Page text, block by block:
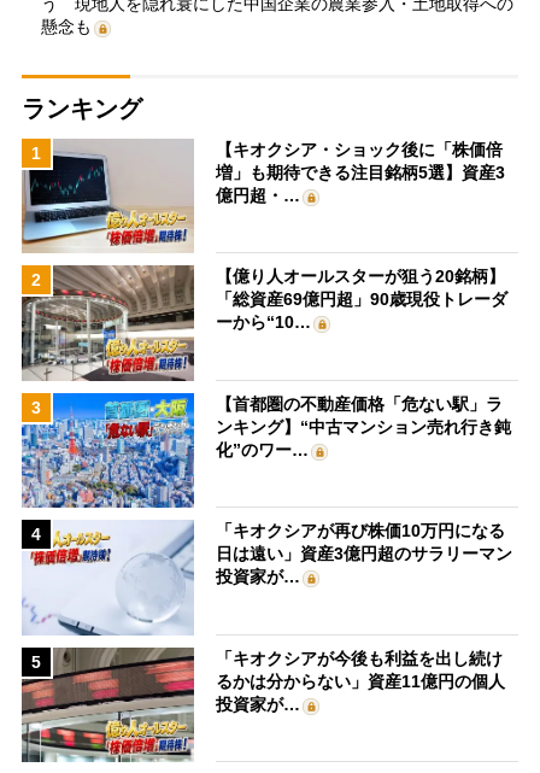
懸念も
ランキング
1
【キオクシア・ショック後に「株価倍
増」も期待できる注目銘柄5選】資産3
億円超・…
2
【億り人オールスターが狙う20銘柄】
「総資産69億円超」90歳現役トレーダ
ーから“10…
3
【首都圏の不動産価格「危ない駅」ラ
ンキング】“中古マンション売れ行き鈍
化”のワー…
4
「キオクシアが再び株価10万円になる
日は遠い」資産3億円超のサラリーマン
投資家が…
5
「キオクシアが今後も利益を出し続け
るかは分からない」資産11億円の個人
投資家が…